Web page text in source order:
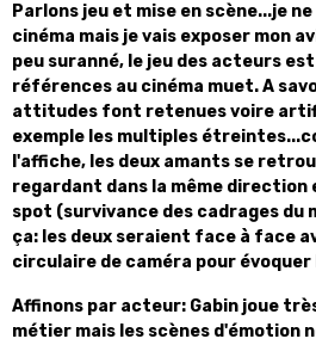
Parlons jeu et mise en scène...je
cinéma mais je vais exposer mon
peu suranné, le jeu des acteurs
références au cinéma muet. A
attitudes font retenues voire
exemple les multiples
l'affiche, les deux amants se
regardant dans la même direction
spot (survivance des cadrages du
ça: les deux seraient face à face
circulaire de caméra pour
Affinons par acteur: Gabin joue
métier mais les scènes d'émotion